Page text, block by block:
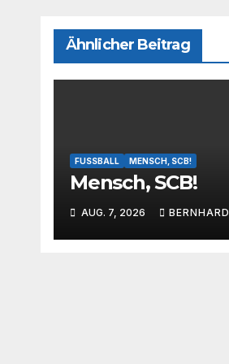
Ähnlicher Beitrag
FUSSBALL MENSCH, SCB!
Mensch, SCB!
AUG. 7, 2026 BERNHARD